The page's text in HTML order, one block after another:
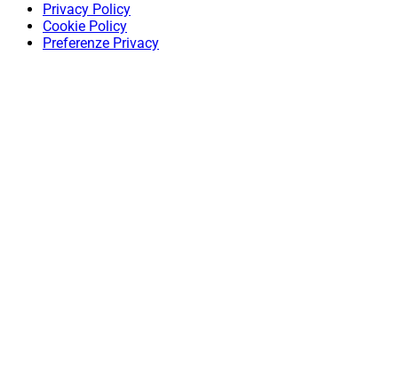
Privacy Policy
Cookie Policy
Preferenze Privacy